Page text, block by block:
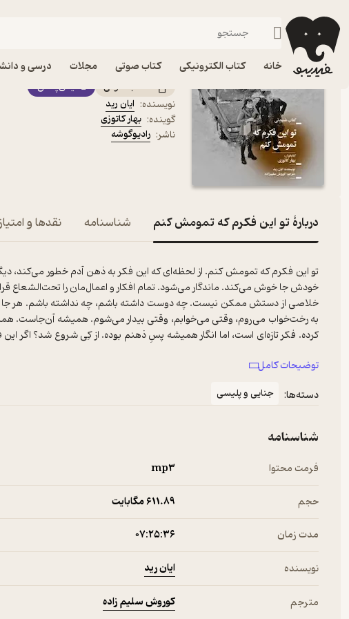
خانه کتاب الکترونیکی کتاب صوتی مجلات درسی و
فیدیبو کتاب صوتی
کتاب صوتی تو این فکرم که
کتاب صوتی
فیدی‌پلاس
نویسنده: ایان رید
گوینده: بهار کاتوزی
ناشر: رادیوگوشه
دربارۀ تو این فکرم که تمومش کنم شناسنامه نقدها و
تو این فکرم که تمومش کنم. از لحظه‌‌ای که این فکر به ذهن آدم خطور می‌‌کند،
خودش جا خوش می‌‌کند. ماندگار می‌‌شود. تمام افکار و اعمال‌مان را تحت‌‌الشعاع
خلاصی از دستش ممکن نیست. چه دوست داشته باشم، چه نداشته باشم. هر جا
به رخت‌خواب می‌‌روم، وقتی می‌‌خوابم، وقتی بیدار می‌‌شوم. همیشه آن‌جاست.
کرده. فکر تازه‌ای است، اما انگار همیشه پسِ ذهنم بوده. از کِی شروع شد؟ اگر
اول هم قرار بوده همه‌چیز همین گونه تمام شود.
توضیحات کامل
دسته‌ها:
جنایی و پلیسی
شناسنامه
فرمت محتوا mp۳
حجم 611.۸۹ مگابایت
مدت زمان ۰۷:۲۵:۳۶
نویسنده ایان رید
مترجم کوروش سلیم زاده